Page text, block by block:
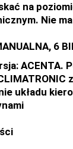
na
Nie
6
ACENTA.
układu